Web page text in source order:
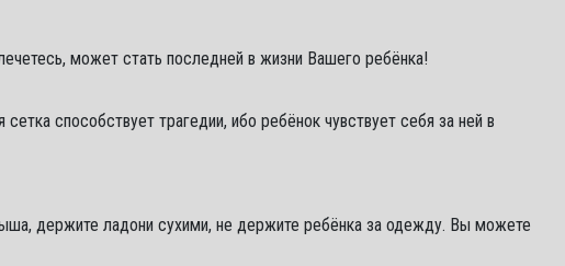
может стать последней в жизни Вашего ребёнка!
способствует трагедии, ибо ребёнок чувствует себя за ней в
держите ладони сухими, не держите ребёнка за одежду. Вы можете